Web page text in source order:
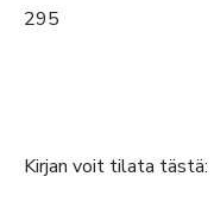
295
Kirjan voit tilata tästä: